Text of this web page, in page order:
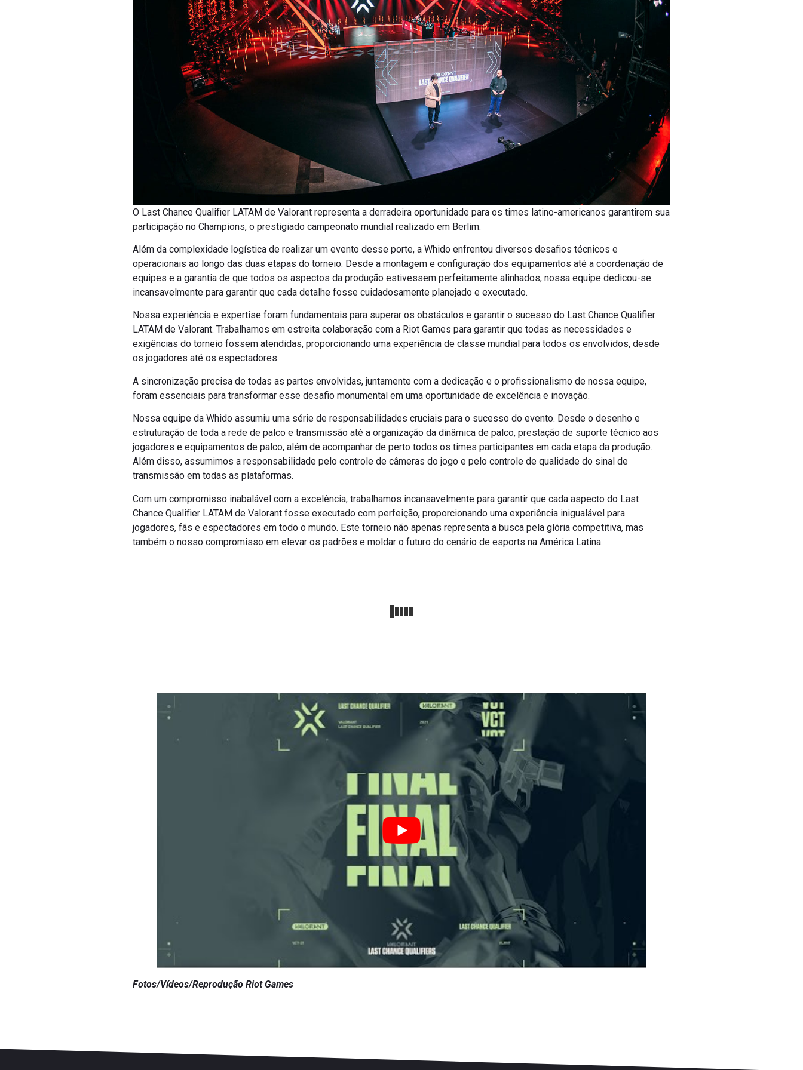
O Last Chance Qualifier LATAM de Valorant representa a derradeira oportunidade para os times latino-americanos garantirem sua
participação no Champions, o prestigiado campeonato mundial realizado em Berlim.
Além da complexidade logística de realizar um evento desse porte, a Whido enfrentou diversos desafios técnicos e
operacionais ao longo das duas etapas do torneio. Desde a montagem e configuração dos equipamentos até a coordenação de
equipes e a garantia de que todos os aspectos da produção estivessem perfeitamente alinhados, nossa equipe dedicou-se
incansavelmente para garantir que cada detalhe fosse cuidadosamente planejado e executado.
Nossa experiência e expertise foram fundamentais para superar os obstáculos e garantir o sucesso do Last Chance Qualifier
LATAM de Valorant. Trabalhamos em estreita colaboração com a Riot Games para garantir que todas as necessidades e
exigências do torneio fossem atendidas, proporcionando uma experiência de classe mundial para todos os envolvidos, desde
os jogadores até os espectadores.
A sincronização precisa de todas as partes envolvidas, juntamente com a dedicação e o profissionalismo de nossa equipe,
foram essenciais para transformar esse desafio monumental em uma oportunidade de excelência e inovação.
Nossa equipe da Whido assumiu uma série de responsabilidades cruciais para o sucesso do evento. Desde o desenho e
estruturação de toda a rede de palco e transmissão até a organização da dinâmica de palco, prestação de suporte técnico aos
jogadores e equipamentos de palco, além de acompanhar de perto todos os times participantes em cada etapa da produção.
Além disso, assumimos a responsabilidade pelo controle de câmeras do jogo e pelo controle de qualidade do sinal de
transmissão em todas as plataformas.
Com um compromisso inabalável com a excelência, trabalhamos incansavelmente para garantir que cada aspecto do Last
Chance Qualifier LATAM de Valorant fosse executado com perfeição, proporcionando uma experiência inigualável para
jogadores, fãs e espectadores em todo o mundo. Este torneio não apenas representa a busca pela glória competitiva, mas
também o nosso compromisso em elevar os padrões e moldar o futuro do cenário de esports na América Latina.
Fotos/Vídeos/Reprodução Riot Games